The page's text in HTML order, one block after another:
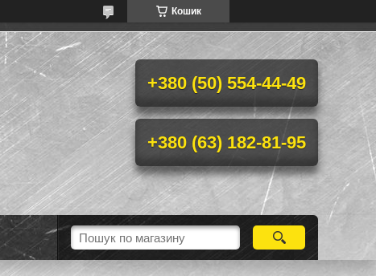
Кошик
+380 (50) 554-44-49
+380 (63) 182-81-95